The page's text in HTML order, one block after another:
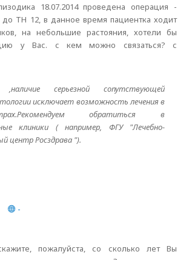
18.07.2014 проведена операция -
TH 12, в данное время пациентка ходит
на небольшие растояния, хотели бы
у Вас. с кем можно связаться? с
серьезной сопутствующей
исключает возможность лечения в
обратиться в
клиники ( например, ФГУ "Лечебно-
центр Росздрава ").
-
пожалуйста, со сколько лет Вы